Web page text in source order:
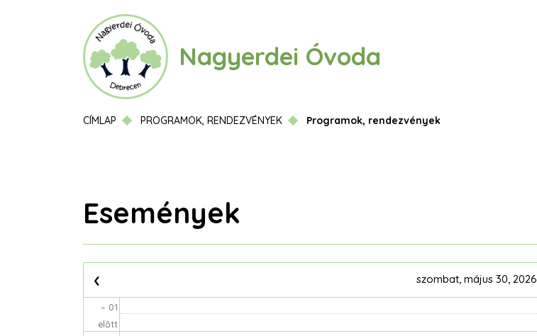
Nagyerdei Óvoda
Morzsa
CÍMLAP PROGRAMOK, RENDEZVÉNYEK Programok, rendezvények
Események
Oldalszámozás
‹ szombat, május 30, 2026
– 01
előtt